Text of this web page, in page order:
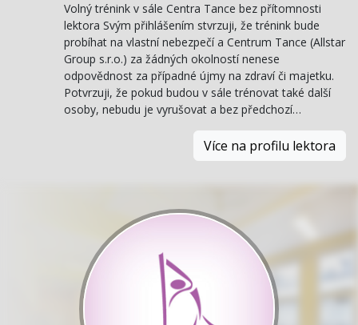
Volný trénink v sále Centra Tance bez přítomnosti
lektora Svým přihlášením stvrzuji, že trénink bude
probíhat na vlastní nebezpečí a Centrum Tance (Allstar
Group s.r.o.) za žádných okolností nenese
odpovědnost za případné újmy na zdraví či majetku.
Potvrzuji, že pokud budou v sále trénovat také další
osoby, nebudu je vyrušovat a bez předchozí…
Více na profilu lektora